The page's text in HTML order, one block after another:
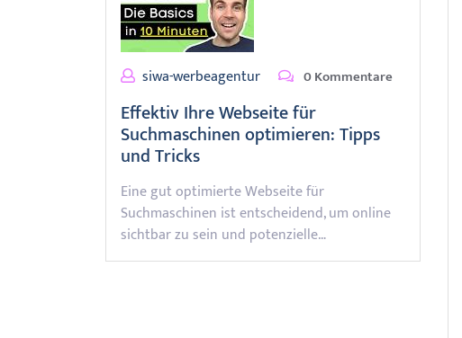
siwa-werbeagentur 0 Kommentare
Effektiv Ihre Webseite für
Suchmaschinen optimieren: Tipps
und Tricks
Eine gut optimierte Webseite für
Suchmaschinen ist entscheidend, um online
sichtbar zu sein und potenzielle…